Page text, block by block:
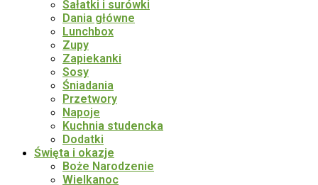
Sałatki i surówki
Dania główne
Lunchbox
Zupy
Zapiekanki
Sosy
Śniadania
Przetwory
Napoje
Kuchnia studencka
Dodatki
Święta i okazje
Boże Narodzenie
Wielkanoc